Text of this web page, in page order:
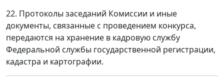
22. Протоколы заседаний Комиссии и иные
документы, связанные с проведением конкурса,
передаются на хранение в кадровую службу
Федеральной службы государственной регистрации,
кадастра и картографии.